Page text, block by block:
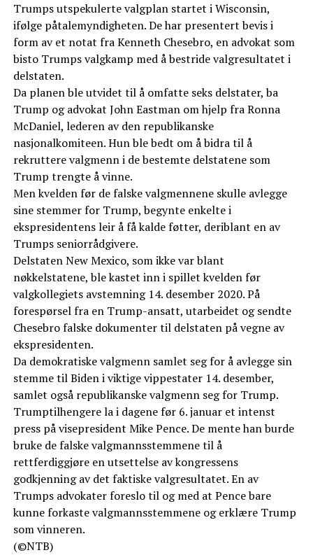
Trumps utspekulerte valgplan startet i Wisconsin,
ifølge påtalemyndigheten. De har presentert bevis i
form av et notat fra Kenneth Chesebro, en advokat som
bisto Trumps valgkamp med å bestride valgresultatet i
delstaten.
Da planen ble utvidet til å omfatte seks delstater, ba
Trump og advokat John Eastman om hjelp fra Ronna
McDaniel, lederen av den republikanske
nasjonalkomiteen. Hun ble bedt om å bidra til å
rekruttere valgmenn i de bestemte delstatene som
Trump trengte å vinne.
Men kvelden før de falske valgmennene skulle avlegge
sine stemmer for Trump, begynte enkelte i
ekspresidentens leir å få kalde føtter, deriblant en av
Trumps seniorrådgivere.
Delstaten New Mexico, som ikke var blant
nøkkelstatene, ble kastet inn i spillet kvelden før
valgkollegiets avstemning 14. desember 2020. På
forespørsel fra en Trump-ansatt, utarbeidet og sendte
Chesebro falske dokumenter til delstaten på vegne av
ekspresidenten.
Da demokratiske valgmenn samlet seg for å avlegge sin
stemme til Biden i viktige vippestater 14. desember,
samlet også republikanske valgmenn seg for Trump.
Trumptilhengere la i dagene før 6. januar et intenst
press på visepresident Mike Pence. De mente han burde
bruke de falske valgmannsstemmene til å
rettferdiggjøre en utsettelse av kongressens
godkjenning av det faktiske valgresultatet. En av
Trumps advokater foreslo til og med at Pence bare
kunne forkaste valgmannsstemmene og erklære Trump
som vinneren.
(©NTB)